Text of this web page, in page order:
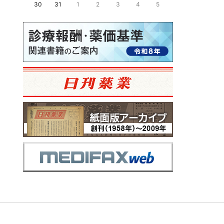
30
31 1 2 3 4 5